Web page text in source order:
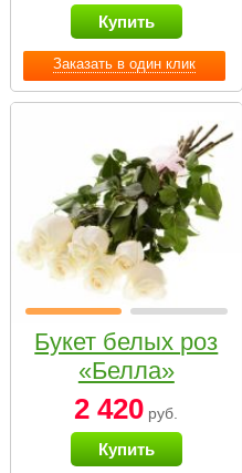
Заказать в один клик
Купить
Букет белых роз
«Белла»
2 420 руб.
Купить